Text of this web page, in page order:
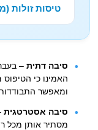
טיסות זולות
סיבה דתית–
האמינו כי
ומאפשר
סיבה אסטרטגית
מסתיר אותן מכל